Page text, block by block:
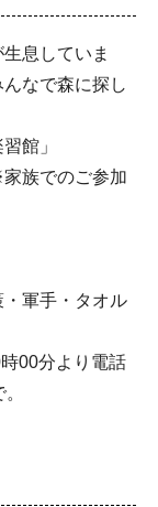
息していま
なで森に探し
館」
族でのご参加
軍手・タオル
00分より電話